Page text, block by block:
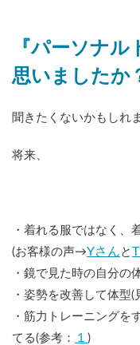
『パーソナ
思いましたか
聞きたくないかもしれ
将来、
・着れる服ではなく、
(お客様の声→Yさん と
・鏡で見た時の自分の
・姿勢を改善して体型
・筋力トレーニングを
てる(参考：
１ )